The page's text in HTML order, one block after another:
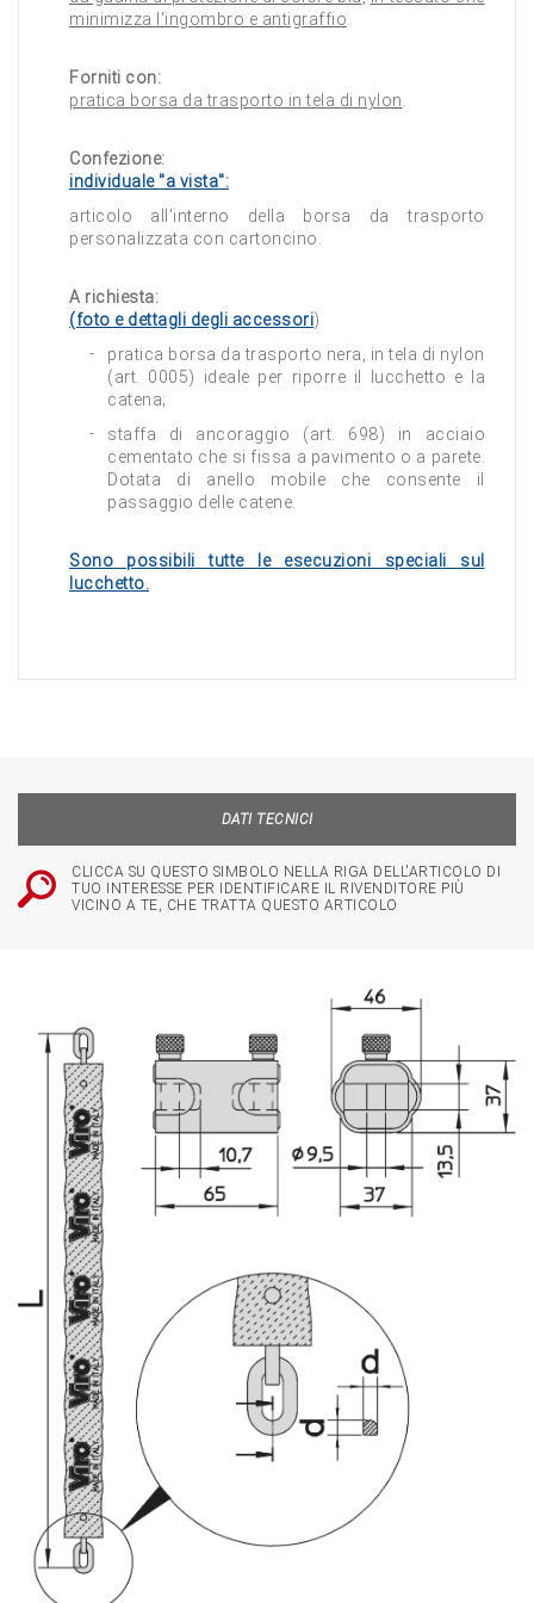
minimizza l'ingombro e antigraffio
Forniti con:
pratica borsa da trasporto in tela di nylon
Confezione:
individuale "a vista":
articolo all'interno della borsa da trasporto
personalizzata con cartoncino.
A richiesta:
(foto e dettagli degli accessori)
pratica borsa da trasporto nera, in tela di nylon
(art. 0005) ideale per riporre il lucchetto e la
catena;
staffa di ancoraggio (art. 698) in acciaio
cementato che si fissa a pavimento o a parete.
Dotata di anello mobile che consente il
passaggio delle catene.
Sono possibili tutte le esecuzioni speciali sul
lucchetto.
DATI TECNICI
CLICCA SU QUESTO SIMBOLO NELLA RIGA DELL'ARTICOLO DI
TUO INTERESSE PER IDENTIFICARE IL RIVENDITORE PIÙ
VICINO A TE, CHE TRATTA QUESTO ARTICOLO